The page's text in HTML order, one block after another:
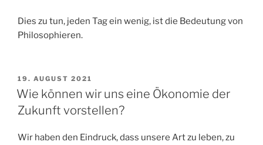
Dies zu tun, jeden Tag ein wenig, ist die Bedeutung von
Philosophieren.
VERÖFFENTLICHT
AM
19. AUGUST 2021
Wie können wir uns eine Ökonomie der
Zukunft vorstellen?
Wir haben den Eindruck, dass unsere Art zu leben, zu